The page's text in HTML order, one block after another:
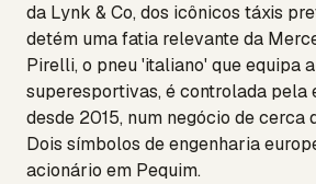
da Lynk & Co, dos icônicos táxis
detém uma fatia relevante da
Pirelli, o pneu 'italiano' que equipa
superesportivas, é controlada pela
desde 2015, num negócio de cerca
Dois símbolos de engenharia
acionário em Pequim.